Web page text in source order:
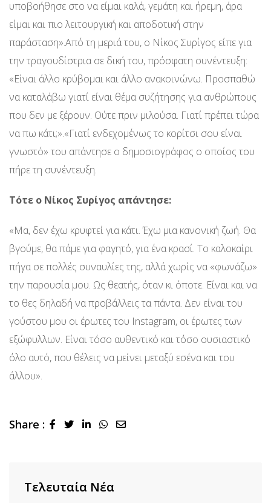
υποβοήθησε στο να είμαι καλά, γεμάτη και ήρεμη, άρα
είμαι και πιο λειτουργική και αποδοτική στην
παράσταση».Από τη μεριά του, ο Νίκος Συρίγος είπε για
την τραγουδίστρια σε δική του, πρόσφατη συνέντευξη:
«Είναι άλλο κρύβομαι και άλλο ανακοινώνω. Προσπαθώ
να καταλάβω γιατί είναι θέμα συζήτησης για ανθρώπους
που δεν με ξέρουν. Ούτε πριν μιλούσα. Γιατί πρέπει τώρα
να πω κάτι;».«Γιατί ενδεχομένως το κορίτσι σου είναι
γνωστό» του απάντησε ο δημοσιογράφος ο οποίος του
πήρε τη συνέντευξη.
Τότε ο Νίκος Συρίγος απάντησε:
«Μα, δεν έχω κρυφτεί για κάτι. Έχω μια κανονική ζωή. Θα
βγούμε, θα πάμε για φαγητό, για ένα κρασί. Το καλοκαίρι
πήγα σε πολλές συναυλίες της, αλλά χωρίς να «φωνάζω»
την παρουσία μου. Ως θεατής, όταν κι όποτε. Είναι και να
το θες δηλαδή να προβάλλεις τα πάντα. Δεν είναι του
γούστου μου οι έρωτες του Instagram, οι έρωτες των
εξώφυλλων. Είναι τόσο αυθεντικό και τόσο ουσιαστικό
όλο αυτό, που θέλεις να μείνει μεταξύ εσένα και του
άλλου».
Share : LinkedInWhatsapp
Share
Τελευταία Νέα